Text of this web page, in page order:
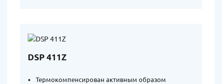
DSP 411Z
Термокомпенсирован активным образом